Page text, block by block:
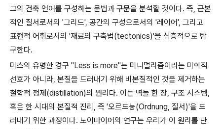
그의 건축 언어를 구성하는 문법과 구문을 분석할 것이다. 즉, 근본
적인 질서로서의 '그리드', 공간의 구성으로서의 '레이어', 그리고
표현적 어휘로서의 '재료의 구축법(tectonics)'을 심층적으로 탐
구한다.
미스의 유명한 경구 "Less is more"는 미니멀리즘이라는 미학적
선호가 아니라, 본질을 드러내기 위해 비본질적인 것을 제거하는
철학적 정제(distillation)의 원리다. 이는 벽돌 한 장, 구조 시스템,
혹은 한 시대의 본질적 진리, 즉 '오르드눙(Ordnung, 질서)'을 드
러내기 위한 과정이다. 노이마이어의 연구는 우리가 이 원리를 단